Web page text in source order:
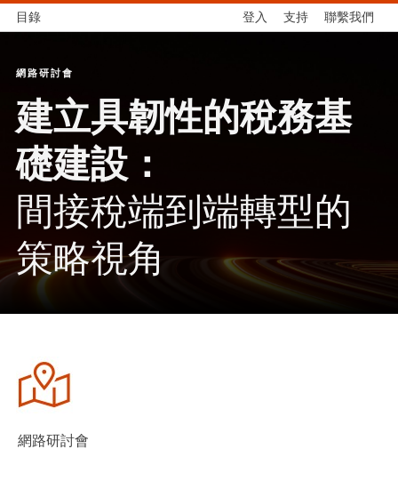
目錄 登入 支持 聯繫我們
網路研討會
建立具韌性的稅務基
礎建設：
間接稅端到端轉型的
策略視角
網路研討會